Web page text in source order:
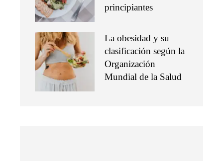
principiantes
La obesidad y su
clasificación según la
Organización
Mundial de la Salud